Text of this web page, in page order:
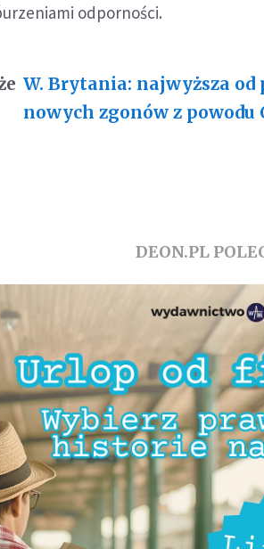
odporności.
W. Brytania: najwyższa od
nowych zgonów z powodu
DEON.PL